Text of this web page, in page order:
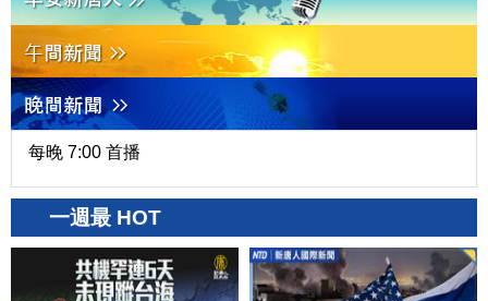
每晚 7:00 首播
一週最 HOT